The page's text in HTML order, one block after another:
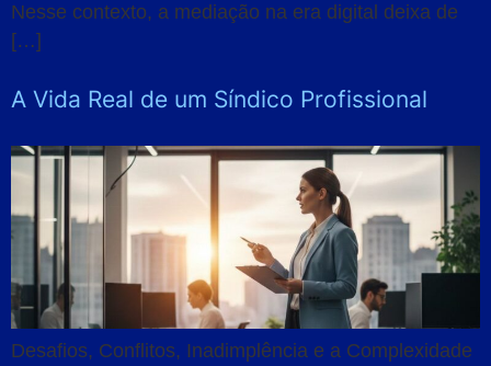
Nesse contexto, a mediação na era digital deixa de
[…]
A Vida Real de um Síndico Profissional
Desafios, Conflitos, Inadimplência e a Complexidade